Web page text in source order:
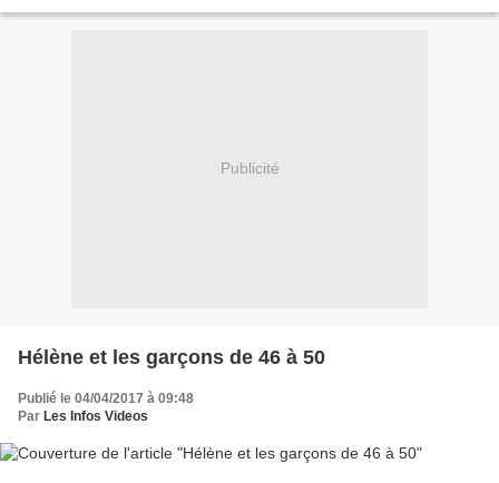
Publicité
Hélène et les garçons de 46 à 50
Publié le 04/04/2017 à 09:48
Par Les Infos Videos